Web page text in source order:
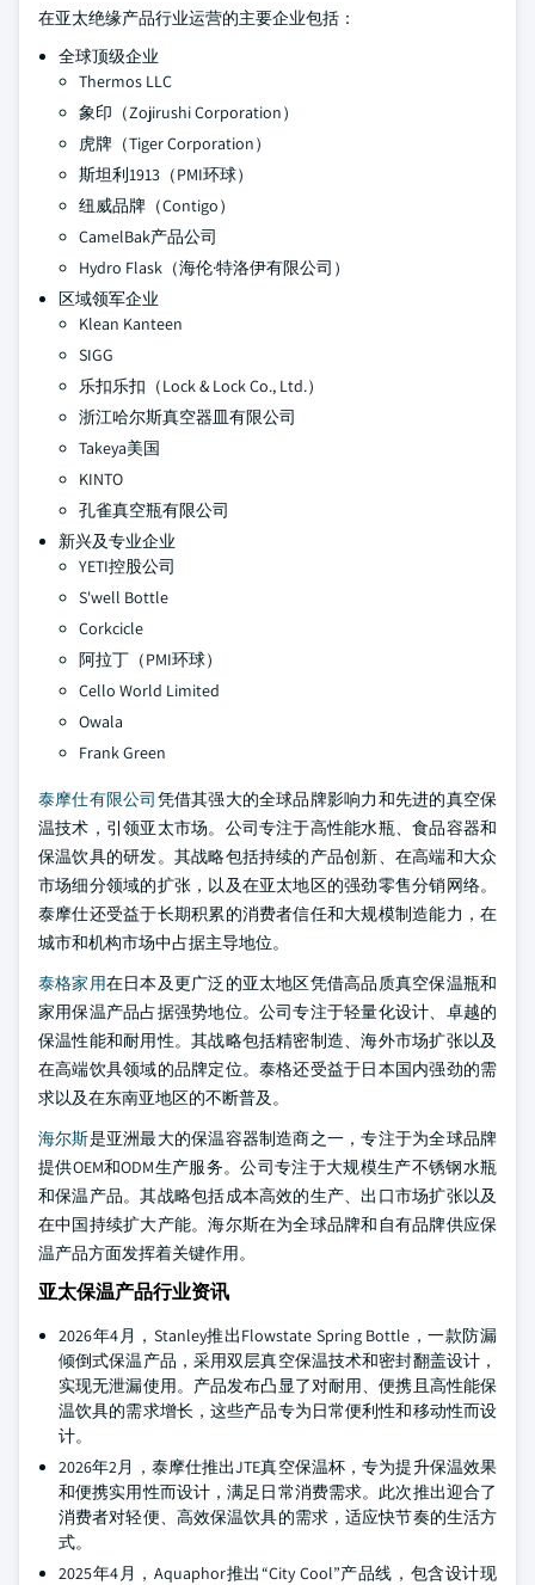
在亚太绝缘产品行业运营的主要企业包括：
全球顶级企业
Thermos LLC
象印（Zojirushi Corporation）
虎牌（Tiger Corporation）
斯坦利1913（PMI环球）
纽威品牌（Contigo）
CamelBak产品公司
Hydro Flask（海伦·特洛伊有限公司）
区域领军企业
Klean Kanteen
SIGG
乐扣乐扣（Lock & Lock Co., Ltd.）
浙江哈尔斯真空器皿有限公司
Takeya美国
KINTO
孔雀真空瓶有限公司
新兴及专业企业
YETI控股公司
S'well Bottle
Corkcicle
阿拉丁（PMI环球）
Cello World Limited
Owala
Frank Green
泰摩仕有限公司凭借其强大的全球品牌影响力和先进的真空保
温技术，引领亚太市场。公司专注于高性能水瓶、食品容器和
保温饮具的研发。其战略包括持续的产品创新、在高端和大众
市场细分领域的扩张，以及在亚太地区的强劲零售分销网络。
泰摩仕还受益于长期积累的消费者信任和大规模制造能力，在
城市和机构市场中占据主导地位。
泰格家用在日本及更广泛的亚太地区凭借高品质真空保温瓶和
家用保温产品占据强势地位。公司专注于轻量化设计、卓越的
保温性能和耐用性。其战略包括精密制造、海外市场扩张以及
在高端饮具领域的品牌定位。泰格还受益于日本国内强劲的需
求以及在东南亚地区的不断普及。
海尔斯是亚洲最大的保温容器制造商之一，专注于为全球品牌
提供OEM和ODM生产服务。公司专注于大规模生产不锈钢水瓶
和保温产品。其战略包括成本高效的生产、出口市场扩张以及
在中国持续扩大产能。海尔斯在为全球品牌和自有品牌供应保
温产品方面发挥着关键作用。
亚太保温产品行业资讯
2026年4月，Stanley推出Flowstate Spring Bottle，一款防漏
倾倒式保温产品，采用双层真空保温技术和密封翻盖设计，
实现无泄漏使用。产品发布凸显了对耐用、便携且高性能保
温饮具的需求增长，这些产品专为日常便利性和移动性而设
计。
2026年2月，泰摩仕推出JTE真空保温杯，专为提升保温效果
和便携实用性而设计，满足日常消费需求。此次推出迎合了
消费者对轻便、高效保温饮具的需求，适应快节奏的生活方
式。
2025年4月，Aquaphor推出“City Cool”产品线，包含设计现